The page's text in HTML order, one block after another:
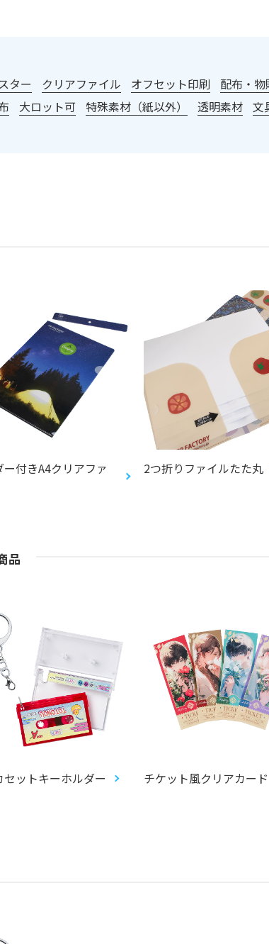
ター クリアファイル オフセット印刷 配布・物
大ロット可 特殊素材（紙以外） 透明素材 文
ー付きA4クリアファ
2つ折りファイルたた丸
品
セットキーホルダー チケット風クリアカード